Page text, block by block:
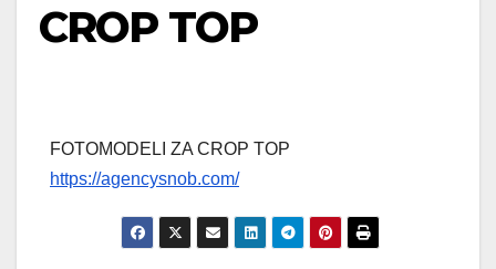
CROP TOP
FOTOMODELI ZA CROP TOP
https://agencysnob.com/